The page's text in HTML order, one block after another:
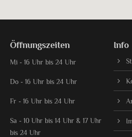
Öffnungszeiten
Mi - 16 Uhr bis 24 Uhr
Do - 16 Uhr bis 24 Uhr
Fr - 16 Uhr bis 24 Uhr
Sa - 10 Uhr bis 14 Uhr & 17 Uhr
bis 24 Uhr
Info